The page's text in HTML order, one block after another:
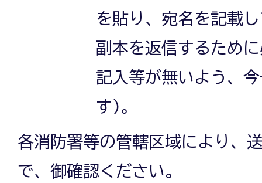
を貼り、宛名を記載
副本を返信するため
記入等が無いよう、
す)。
各消防署等の管轄区域により、
で、御確認ください。